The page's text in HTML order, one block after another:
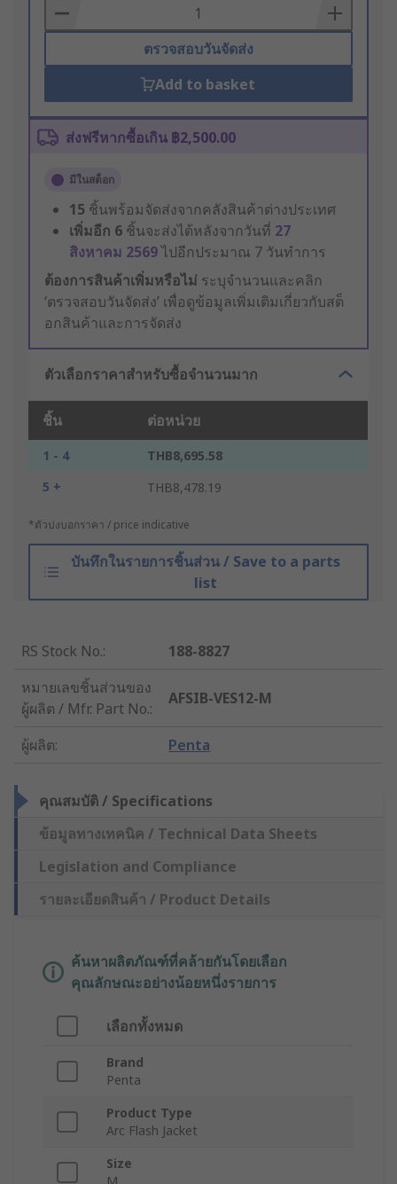
Basket
ตรวจสอบวันจัดส่ง
Add to basket
ส่งฟรีหากซื้อเกิน ฿2,500.00
มีในสต็อก
15 ชิ้นพร้อมจัดส่งจากคลังสินค้าต่างประเทศ
เพิ่มอีก 6 ชิ้นจะส่งได้หลังจากวันที่ 27
สิงหาคม 2569ไปอีกประมาณ 7 วันทำการ
ต้องการสินค้าเพิ่มหรือไม่ ระบุจำนวนและคลิก
‘ตรวจสอบวันจัดส่ง’ เพื่อดูข้อมูลเพิ่มเติมเกี่ยวกับสต็
อกสินค้าและการจัดส่ง
ตัวเลือกราคาสำหรับซื้อจำนวนมาก
ชิ้น ต่อหน่วย
1 - 4
THB8,695.58
5 +
THB8,478.19
*ตัวบ่งบอกราคา / price indicative
บันทึกในรายการชิ้นส่วน / Save to a parts
list
RS Stock No.:
188-8827
หมายเลขชิ้นส่วนของ
ผู้ผลิต / Mfr. Part No.:
AFSIB-VES12-M
ผู้ผลิต: Penta
คุณสมบัติ / Specifications
ข้อมูลทางเทคนิค / Technical Data Sheets
Legislation and Compliance
รายละเอียดสินค้า / Product Details
ค้นหาผลิตภัณฑ์ที่คล้ายกันโดยเลือก
คุณลักษณะอย่างน้อยหนึ่งรายการ
เลือกทั้งหมด
Brand
Penta
Product Type
Arc Flash Jacket
Size